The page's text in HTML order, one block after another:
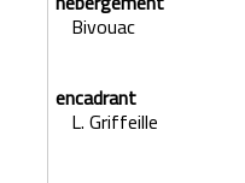
Bivouac
L. Griffeille